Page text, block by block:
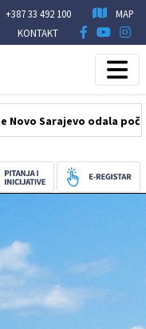
+387 33 492 100
MAP
KONTAKT
odala počast